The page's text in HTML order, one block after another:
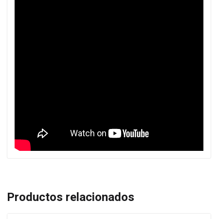
Productos relacionados